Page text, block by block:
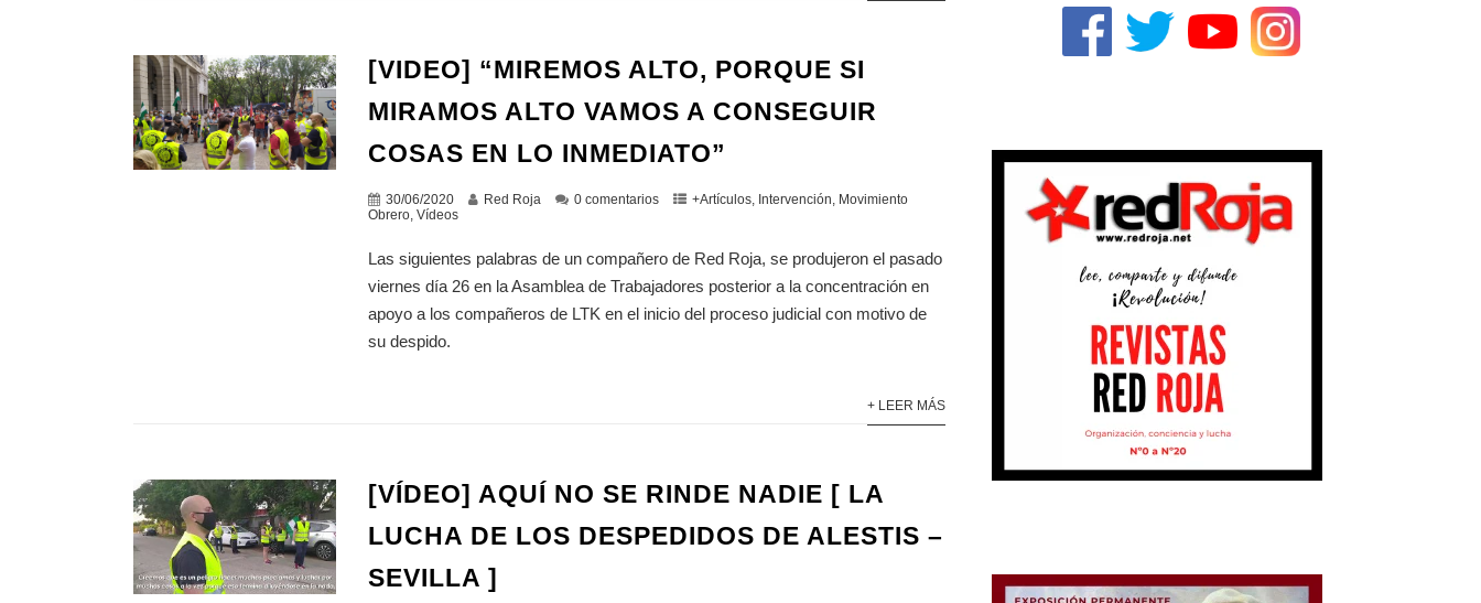
[VIDEO] “MIREMOS ALTO, PORQUE SI
MIRAMOS ALTO VAMOS A CONSEGUIR
COSAS EN LO INMEDIATO”
30/06/2020 Red Roja 0 comentarios +Artículos, Intervención, Movimiento
Obrero,Vídeos
Las siguientes palabras de un compañero de Red Roja, se produjeron el pasado
viernes día 26 en la Asamblea de Trabajadores posterior a la concentración en
apoyo a los compañeros de LTK en el inicio del proceso judicial con motivo de
su despido.
+ LEER MÁS
[VÍDEO] AQUÍ NO SE RINDE NADIE [ LA
LUCHA DE LOS DESPEDIDOS DE ALESTIS –
SEVILLA ]